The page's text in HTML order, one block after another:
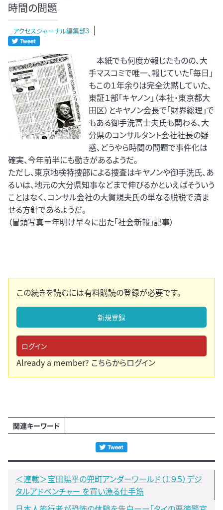
時間の問題
アクセスジャーナル編集部3
本紙でも何度か報じたものの、大
手マスコミで唯一、報じていた「毎日」
もこの１年余りは完全沈黙していた、
東証１部「キヤノン」（本社・東京都大
田区）とキヤノン会長で「財界総理」で
もある御手洗冨士夫氏も関わる、大
分県のコンサルタント会社社長の疑
惑、どうやら時間の問題で事件化は
確実、今年前半にも動きがあるようだ。
ただし、東京地検特捜部による捜査はキヤノンや御手洗氏、あ
るいは、地元の大分県知事などまで伸びるかといえばそういう
ことはなく、コンサル会社の大賀規夫氏の単なる脱税で済ま
せる方針であるようだ。
（冒頭写真＝年明け早々に出た「社会新報」記事）
この続きを読むには有料購読の登録が必要です。
新規登録
ログイン
Already a member? こちらからログイン
関連キーワード
＜連載＞宝田陽平の兜町アンダーワールド（１９５）デジ
タルアドベンチャー を買い漁る仕手筋